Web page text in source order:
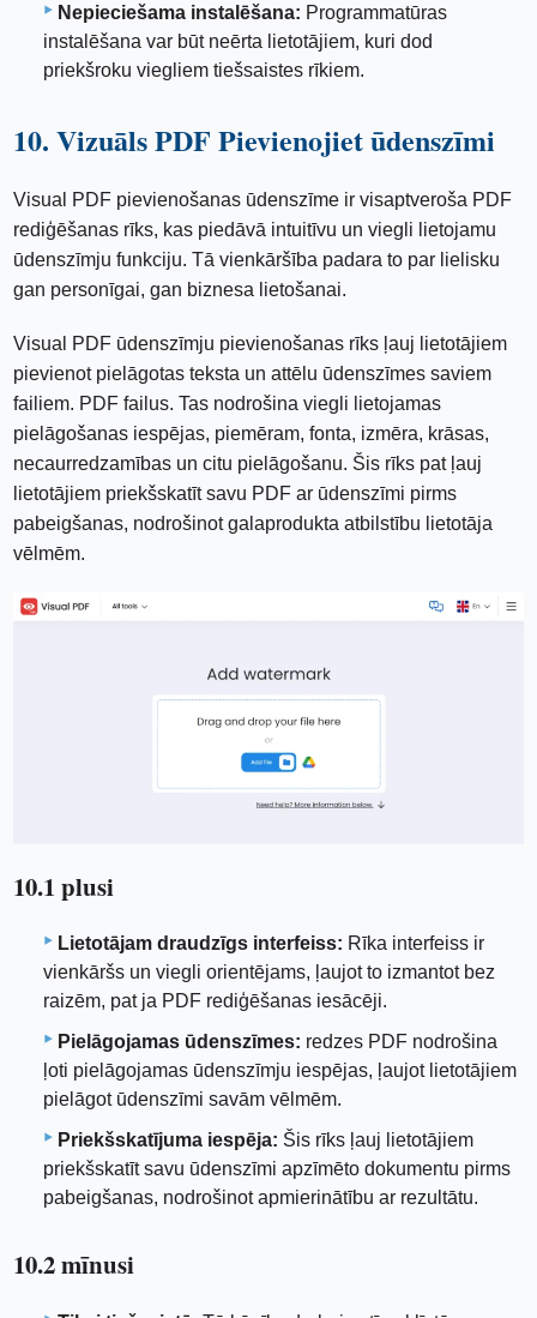
Nepieciešama instalēšana: Programmatūras
instalēšana var būt neērta lietotājiem, kuri dod
priekšroku viegliem tiešsaistes rīkiem.
10. Vizuāls PDF Pievienojiet ūdenszīmi
Visual PDF pievienošanas ūdenszīme ir visaptveroša PDF
rediģēšanas rīks, kas piedāvā intuitīvu un viegli lietojamu
ūdenszīmju funkciju. Tā vienkāršība padara to par lielisku
gan personīgai, gan biznesa lietošanai.
Visual PDF ūdenszīmju pievienošanas rīks ļauj lietotājiem
pievienot pielāgotas teksta un attēlu ūdenszīmes saviem
failiem. PDF failus. Tas nodrošina viegli lietojamas
pielāgošanas iespējas, piemēram, fonta, izmēra, krāsas,
necaurredzamības un citu pielāgošanu. Šis rīks pat ļauj
lietotājiem priekšskatīt savu PDF ar ūdenszīmi pirms
pabeigšanas, nodrošinot galaprodukta atbilstību lietotāja
vēlmēm.
10.1 plusi
Lietotājam draudzīgs interfeiss: Rīka interfeiss ir
vienkāršs un viegli orientējams, ļaujot to izmantot bez
raizēm, pat ja PDF rediģēšanas iesācēji.
Pielāgojamas ūdenszīmes: redzes PDF nodrošina
ļoti pielāgojamas ūdenszīmju iespējas, ļaujot lietotājiem
pielāgot ūdenszīmi savām vēlmēm.
Priekšskatījuma iespēja: Šis rīks ļauj lietotājiem
priekšskatīt savu ūdenszīmi apzīmēto dokumentu pirms
pabeigšanas, nodrošinot apmierinātību ar rezultātu.
10.2 mīnusi